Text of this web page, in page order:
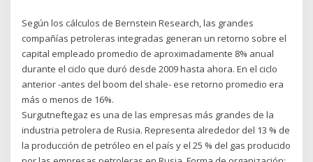
Según los cálculos de Bernstein Research, las grandes
compañías petroleras integradas generan un retorno sobre el
capital empleado promedio de aproximadamente 8% anual
durante el ciclo que duró desde 2009 hasta ahora. En el ciclo
anterior -antes del boom del shale- ese retorno promedio era
más o menos de 16%.
Surgutneftegaz es una de las empresas más grandes de la
industria petrolera de Rusia. Representa alrededor del 13 % de
la producción de petróleo en el país y el 25 % del gas producido